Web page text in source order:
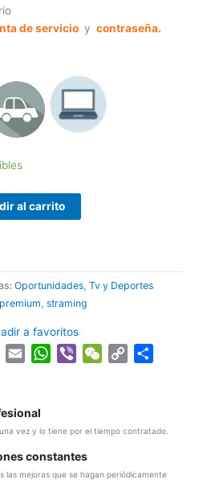
de servicio y contraseña.
al carrito
Oportunidades Tv y Deportes
premium straming
a favoritos
TwitterEmail WhatsApp
Viber WeChat
Copy
vez y lo tiene por el tiempo contratado.
constantes
las mejoras que se hagan periódicamente